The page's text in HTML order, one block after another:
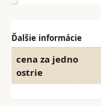
za
jedno
ostrie
Ďalšie informácie
cena za jedno
ostrie